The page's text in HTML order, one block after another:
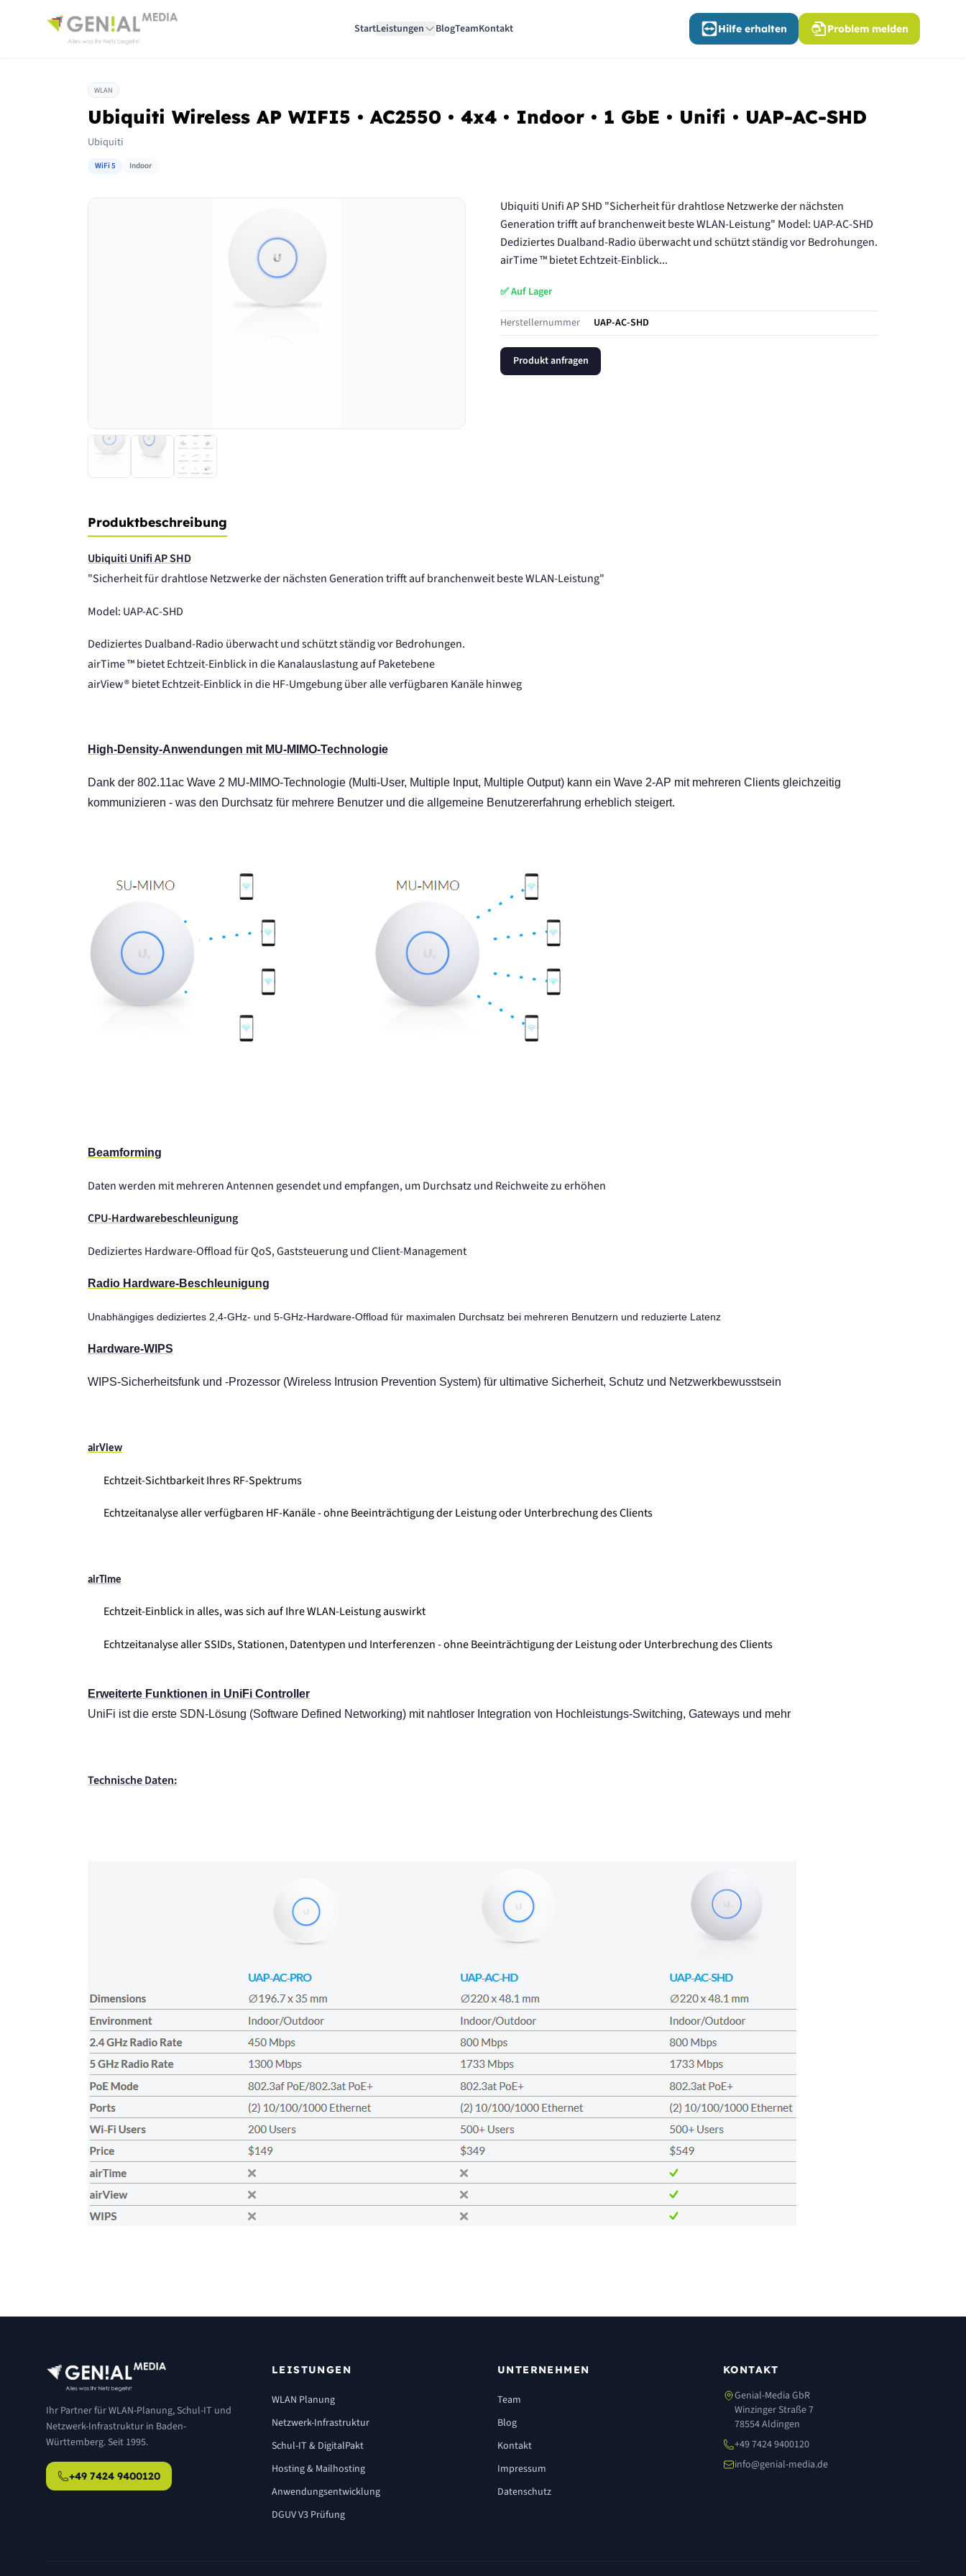
StartLeistungen BlogTeamKontakt Hilfe erhalten Problem melden
WLAN
Ubiquiti Wireless AP WIFI5 • AC2550 • 4x4 • Indoor • 1 GbE • Unifi • UAP-AC-SHD
Ubiquiti
WiFi 5 Indoor
Ubiquiti Unifi AP SHD "Sicherheit für drahtlose Netzwerke der nächsten
Generation trifft auf branchenweit beste WLAN-Leistung" Model: UAP-AC-SHD
Dediziertes Dualband-Radio überwacht und schützt ständig vor Bedrohungen.
airTime ™ bietet Echtzeit-Einblick...
✅ Auf Lager
Herstellernummer UAP-AC-SHD
Produkt anfragen
Produktbeschreibung
Ubiquiti Unifi AP SHD
"Sicherheit für drahtlose Netzwerke der nächsten Generation trifft auf branchenweit beste WLAN-Leistung"
Model: UAP-AC-SHD
Dediziertes Dualband-Radio überwacht und schützt ständig vor Bedrohungen.
airTime ™ bietet Echtzeit-Einblick in die Kanalauslastung auf Paketebene
airView® bietet Echtzeit-Einblick in die HF-Umgebung über alle verfügbaren Kanäle hinweg
High-Density-Anwendungen mit MU-MIMO-Technologie
Dank der 802.11ac Wave 2 MU-MIMO-Technologie (Multi-User, Multiple Input, Multiple Output) kann ein Wave 2-AP mit mehreren Clients gleichzeitig
kommunizieren - was den Durchsatz für mehrere Benutzer und die allgemeine Benutzererfahrung erheblich steigert.
Beamforming
Daten werden mit mehreren Antennen gesendet und empfangen, um Durchsatz und Reichweite zu erhöhen
CPU-Hardwarebeschleunigung
Dediziertes Hardware-Offload für QoS, Gaststeuerung und Client-Management
Radio Hardware-Beschleunigung
Unabhängiges dediziertes 2,4-GHz- und 5-GHz-Hardware-Offload für maximalen Durchsatz bei mehreren Benutzern und reduzierte Latenz
Hardware-WIPS
WIPS-Sicherheitsfunk und -Prozessor (Wireless Intrusion Prevention System) für ultimative Sicherheit, Schutz und Netzwerkbewusstsein
airView
Echtzeit-Sichtbarkeit Ihres RF-Spektrums
Echtzeitanalyse aller verfügbaren HF-Kanäle - ohne Beeinträchtigung der Leistung oder Unterbrechung des Clients
airTime
Echtzeit-Einblick in alles, was sich auf Ihre WLAN-Leistung auswirkt
Echtzeitanalyse aller SSIDs, Stationen, Datentypen und Interferenzen - ohne Beeinträchtigung der Leistung oder Unterbrechung des Clients
Erweiterte Funktionen in UniFi Controller
UniFi ist die erste SDN-Lösung (Software Defined Networking) mit nahtloser Integration von Hochleistungs-Switching, Gateways und mehr
Technische Daten:
Ihr Partner für WLAN-Planung, Schul-IT und
Netzwerk-Infrastruktur in Baden-
Württemberg. Seit 1995.
+49 7424 9400120
LEISTUNGEN
WLAN Planung
Netzwerk-Infrastruktur
Schul-IT & DigitalPakt
Hosting & Mailhosting
Anwendungsentwicklung
DGUV V3 Prüfung
UNTERNEHMEN
Team
Blog
Kontakt
Impressum
Datenschutz
KONTAKT
Genial-Media GbR
Winzinger Straße 7
78554 Aldingen
+49 7424 9400120
info@genial-media.de